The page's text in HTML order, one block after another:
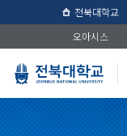
전북대학교
오아시스